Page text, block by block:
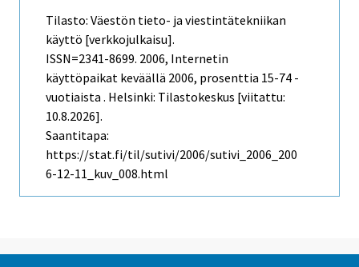
Tilasto: Väestön tieto- ja viestintätekniikan
käyttö [verkkojulkaisu].
ISSN=2341-8699. 2006, Internetin
käyttöpaikat keväällä 2006, prosenttia 15-74 -
vuotiaista . Helsinki: Tilastokeskus [viitattu:
10.8.2026].
Saantitapa:
https://stat.fi/til/sutivi/2006/sutivi_2006_200
6-12-11_kuv_008.html